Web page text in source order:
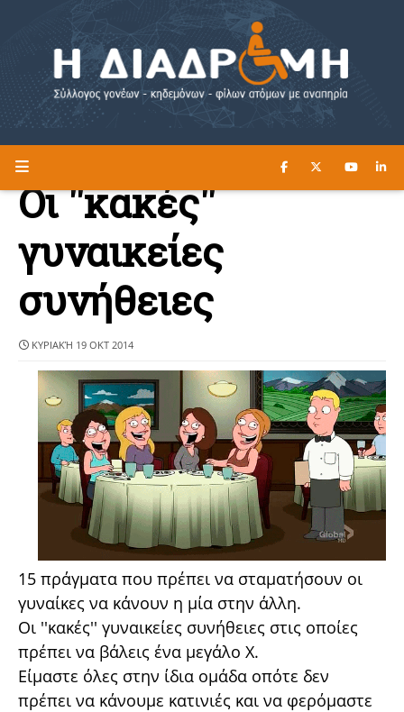
Η ΔΙΑΔΡΟΜΗ ΔΙΑΒΑΣΤΕ ΕΔΩ ►
Οι ''κακές''
γυναικείες
συνήθειες
ΚΥΡΙΑΚΉ 19 ΟΚΤ 2014
15 πράγματα που πρέπει να σταματήσουν οι
γυναίκες να κάνουν η μία στην άλλη.
Οι ''κακές'' γυναικείες συνήθειες στις οποίες
πρέπει να βάλεις ένα μεγάλο Χ.
Είμαστε όλες στην ίδια ομάδα οπότε δεν
πρέπει να κάνουμε κατινιές και να φερόμαστε